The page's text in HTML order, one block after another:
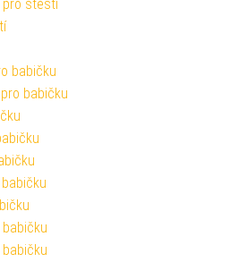
pro štěstí
babičku
babičku